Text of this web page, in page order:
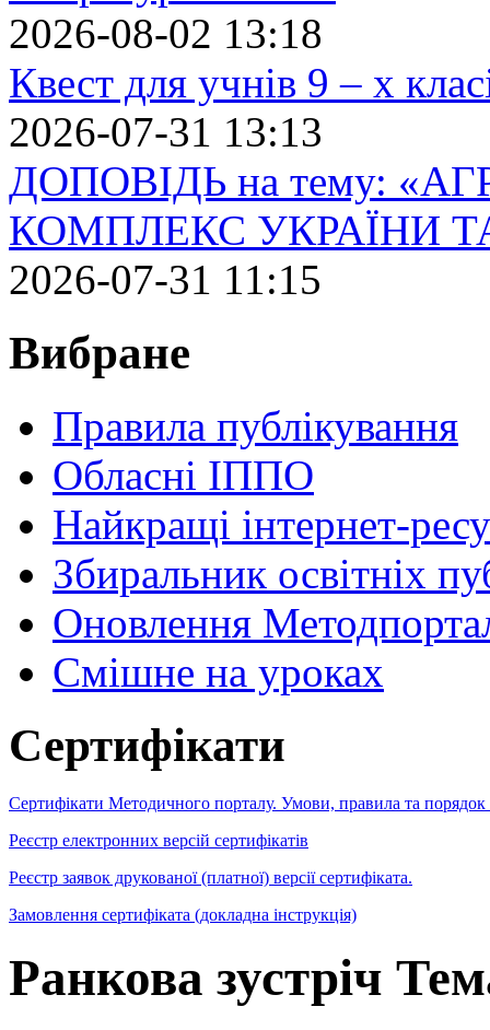
2026-08-02 13:18
Квест для учнів 9 – х
2026-07-31 13:13
ДОПОВІДЬ на тему:
КОМПЛЕКС УКРАЇНИ
2026-07-31 11:15
Вибране
Правила публікування
Обласні ІППО
Найкращі інтернет-
Збиральник освітніх
Оновлення
Cмішне на уроках
Сертифікати
Сертифікати Методичного порталу. Умови, правила та порядок
Реєстр електронних версій сертифікатів
Реєстр заявок друкованої (платної) версії сертифіката.
Замовлення сертифіката (докладна інструкція)
Ранкова зустріч